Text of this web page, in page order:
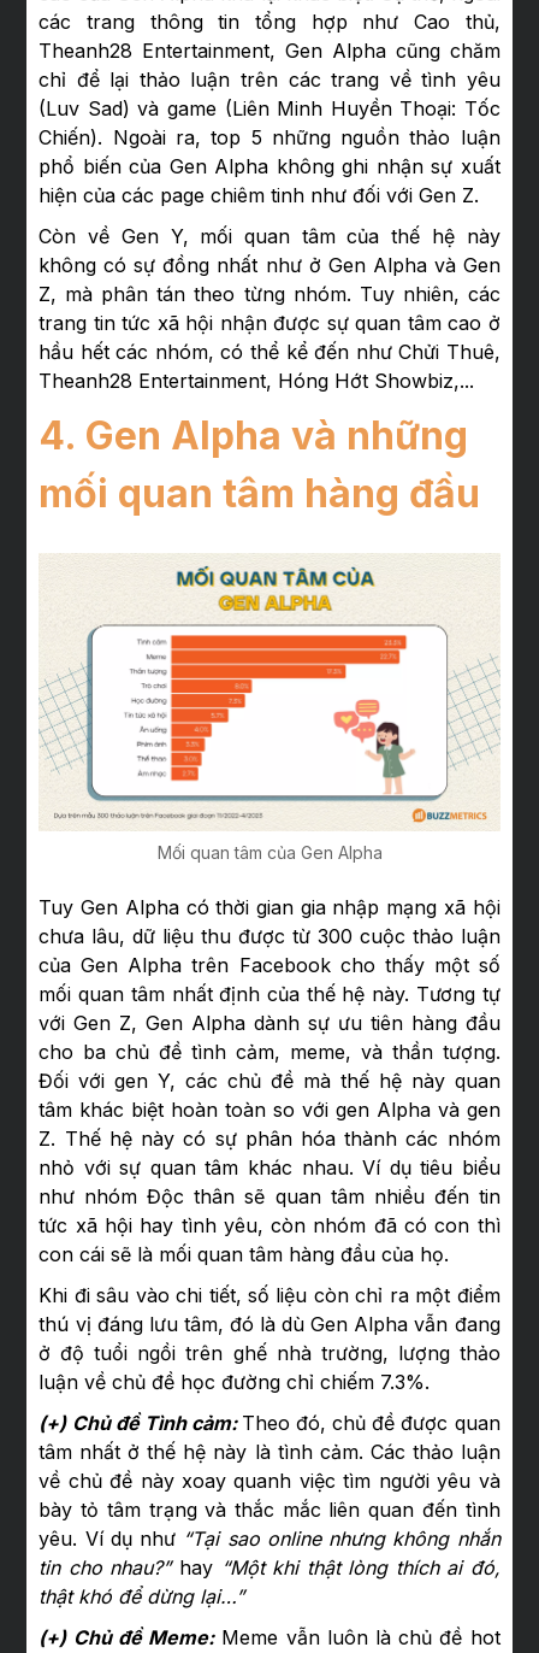
các trang thông tin tổng hợp như Cao thủ,
Theanh28 Entertainment, Gen Alpha cũng chăm
chỉ để lại thảo luận trên các trang về tình yêu
(Luv Sad) và game (Liên Minh Huyền Thoại: Tốc
Chiến). Ngoài ra, top 5 những nguồn thảo luận
phổ biến của Gen Alpha không ghi nhận sự xuất
hiện của các page chiêm tinh như đối với Gen Z.
Còn về Gen Y, mối quan tâm của thế hệ này
không có sự đồng nhất như ở Gen Alpha và Gen
Z, mà phân tán theo từng nhóm. Tuy nhiên, các
trang tin tức xã hội nhận được sự quan tâm cao ở
hầu hết các nhóm, có thể kể đến như Chửi Thuê,
Theanh28 Entertainment, Hóng Hớt Showbiz,...
4. Gen Alpha và những
mối quan tâm hàng đầu
Mối quan tâm của Gen Alpha
Tuy Gen Alpha có thời gian gia nhập mạng xã hội
chưa lâu, dữ liệu thu được từ 300 cuộc thảo luận
của Gen Alpha trên Facebook cho thấy một số
mối quan tâm nhất định của thế hệ này. Tương tự
với Gen Z, Gen Alpha dành sự ưu tiên hàng đầu
cho ba chủ đề tình cảm, meme, và thần tượng.
Đối với gen Y, các chủ đề mà thế hệ này quan
tâm khác biệt hoàn toàn so với gen Alpha và gen
Z. Thế hệ này có sự phân hóa thành các nhóm
nhỏ với sự quan tâm khác nhau. Ví dụ tiêu biểu
như nhóm Độc thân sẽ quan tâm nhiều đến tin
tức xã hội hay tình yêu, còn nhóm đã có con thì
con cái sẽ là mối quan tâm hàng đầu của họ.
Khi đi sâu vào chi tiết, số liệu còn chỉ ra một điểm
thú vị đáng lưu tâm, đó là dù Gen Alpha vẫn đang
ở độ tuổi ngồi trên ghế nhà trường, lượng thảo
luận về chủ đề học đường chỉ chiếm 7.3%.
(+) Chủ đề Tình cảm: Theo đó, chủ đề được quan
tâm nhất ở thế hệ này là tình cảm. Các thảo luận
về chủ đề này xoay quanh việc tìm người yêu và
bày tỏ tâm trạng và thắc mắc liên quan đến tình
yêu. Ví dụ như “Tại sao online nhưng không nhắn
tin cho nhau?”hay “Một khi thật lòng thích ai đó,
thật khó để dừng lại…”
(+) Chủ đề Meme: Meme vẫn luôn là chủ đề hot